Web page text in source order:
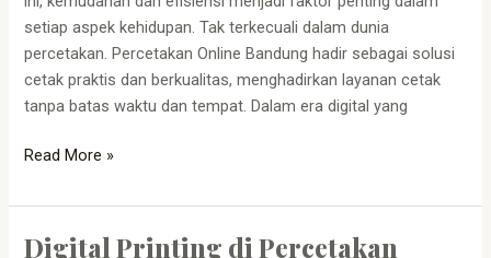
setiap aspek kehidupan. Tak terkecuali dalam dunia
percetakan. Percetakan Online Bandung hadir sebagai solusi
cetak praktis dan berkualitas, menghadirkan layanan cetak
tanpa batas waktu dan tempat. Dalam era digital yang
Read More »
Digital Printing di Percetakan
Digital